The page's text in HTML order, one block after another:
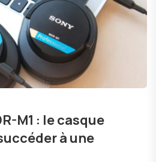
M1 : le casque
à une